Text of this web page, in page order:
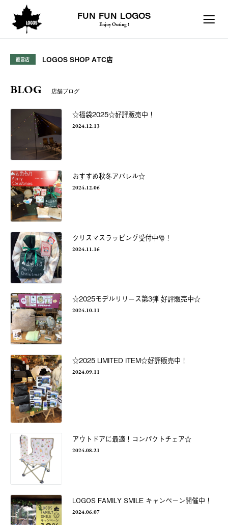
FUN FUN LOGOS
Enjoy Outing !
直営店 LOGOS SHOP ATC店
BLOG 店舗ブログ
☆福袋2025☆好評販売中！
2024.12.13
おすすめ秋冬アパレル☆
2024.12.06
クリスマスラッピング受付中🎅！
2024.11.16
☆2025モデルリリース第3弾 好評販売中☆
2024.10.11
☆2025 LIMITED ITEM☆好評販売中！
2024.09.11
アウトドアに最適！コンパクトチェア☆
2024.08.21
LOGOS FAMILY SMILE キャンペーン開催中！
2024.06.07